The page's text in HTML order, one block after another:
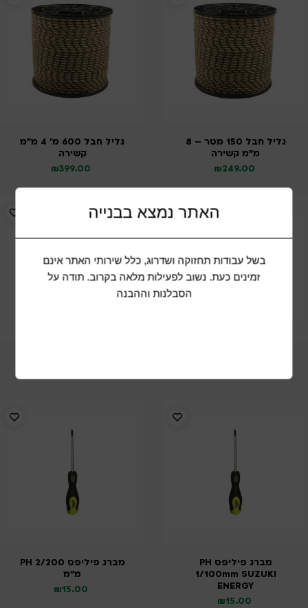
גליל חבל 150 מטר – 8
מ”מ קשירה
249.00
₪
גליל חבל 600 מ’ 4 מ”מ
קשירה
399.00
₪
מברג פיליפס PH
1/100mm SUZUKI
ENERGY
15.00
₪
מברג פיליפס PH 2/200
מ”מ
15.00
₪
האתר נמצא בבנייה
בשל עבודות תחזוקה ושדרוג, כלל שירותי האתר אינם
זמינים כעת. נשוב לפעילות מלאה בקרוב. תודה על
הסבלנות וההבנה